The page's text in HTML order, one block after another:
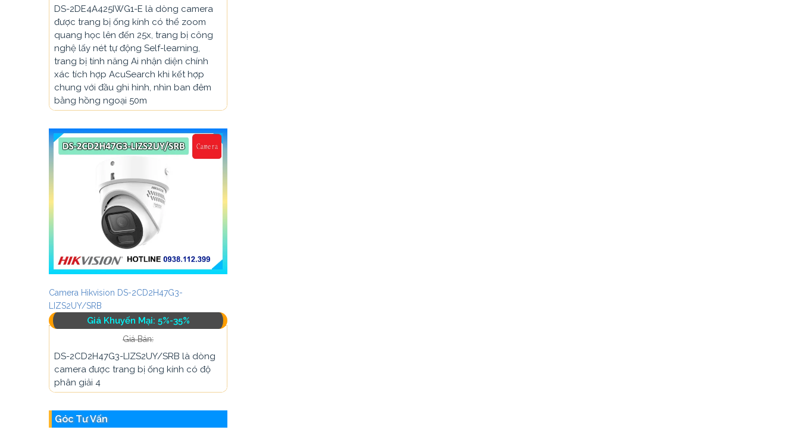
DS-2DE4A425IWG1-E là dòng camera
được trang bị ống kính có thể zoom
quang học lên đến 25x, trang bị công
nghệ lấy nét tự động Self-learning,
trang bị tính năng Ai nhận diện chính
xác tích hợp AcuSearch khi kết hợp
chung với đầu ghi hình, nhìn ban đêm
bằng hồng ngoại 50m
Camera Hikvision DS-2CD2H47G3-
LIZS2UY/SRB
Giá Khuyến Mại: 5%-35%
Giá Bán:
DS-2CD2H47G3-LIZS2UY/SRB là dòng
camera được trang bị ống kính có độ
phân giải 4
Góc Tư Vấn